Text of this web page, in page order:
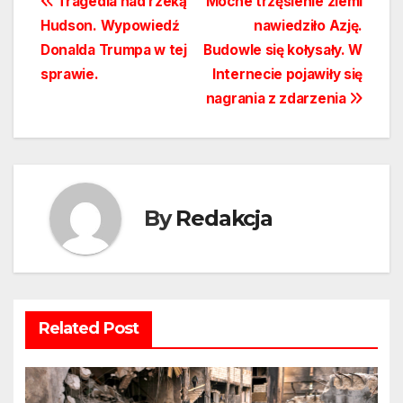
wpisu
nawiedziło Azję.
Budowle się kołysały. W
Internecie pojawiły się
nagrania z zdarzenia
Hudson. Wypowiedź
Donalda Trumpa w tej
sprawie.
ByRedakcja
Related Post